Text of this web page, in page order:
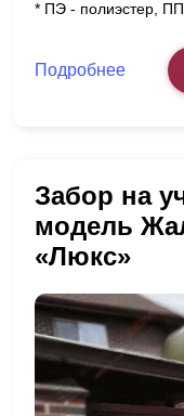
* ПЭ - полиэстер,
Подробнее
Забор на
модель
«Люкс»